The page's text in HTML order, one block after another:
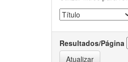
Resultados/Página